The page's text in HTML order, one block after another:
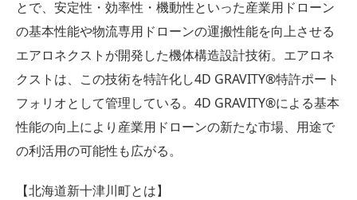
とで、安定性・効率性・機動性といった産業用ドローン
の基本性能や物流専用ドローンの運搬性能を向上させる
エアロネクストが開発した機体構造設計技術。エアロネ
クストは、この技術を特許化し4D GRAVITY®特許ポート
フォリオとして管理している。4D GRAVITY®による基本
性能の向上により産業用ドローンの新たな市場、用途で
の利活用の可能性も広がる。
【北海道新十津川町とは】